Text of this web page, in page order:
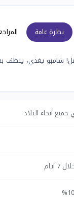
نظرة عامة
شامبو يغذي، ينظف
أنحاء البلاد